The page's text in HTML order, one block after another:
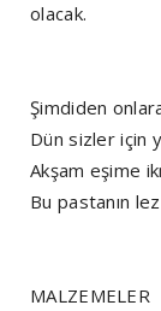
olacak.
Şimdiden
Dün sizler için
Akşam eşime
Bu pastanın
MALZEMELER